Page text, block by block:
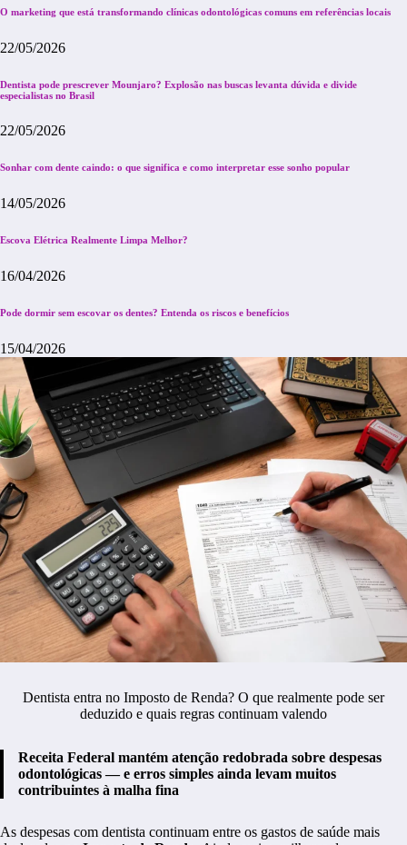
O marketing que está transformando clínicas odontológicas comuns em referências locais
22/05/2026
Dentista pode prescrever Mounjaro? Explosão nas buscas levanta dúvida e divide
especialistas no Brasil
22/05/2026
Sonhar com dente caindo: o que significa e como interpretar esse sonho popular
14/05/2026
Escova Elétrica Realmente Limpa Melhor?
16/04/2026
Pode dormir sem escovar os dentes? Entenda os riscos e benefícios
15/04/2026
Dentista entra no Imposto de Renda? O que realmente pode ser
deduzido e quais regras continuam valendo
Receita Federal mantém atenção redobrada sobre despesas
odontológicas — e erros simples ainda levam muitos
contribuintes à malha fina
As despesas com dentista continuam entre os gastos de saúde mais